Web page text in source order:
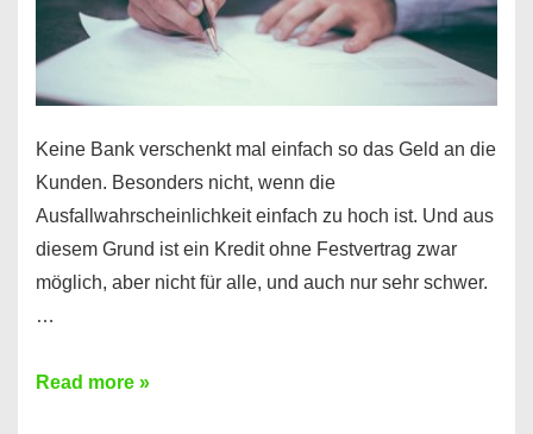
möglich!
Keine Bank verschenkt mal einfach so das Geld an die
Kunden. Besonders nicht, wenn die
Ausfallwahrscheinlichkeit einfach zu hoch ist. Und aus
diesem Grund ist ein Kredit ohne Festvertrag zwar
möglich, aber nicht für alle, und auch nur sehr schwer.
…
Ist
Read more »